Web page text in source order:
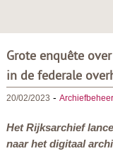
Grote enquête
in de federale
20/02/2023 - Archiefbeheer
Het Rijksarchief
naar het digitaal